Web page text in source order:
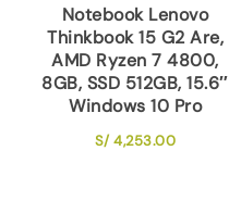
Notebook Lenovo
Thinkbook 15 G2 Are,
AMD Ryzen 7 4800,
8GB, SSD 512GB, 15.6″
Windows 10 Pro
S/4,253.00